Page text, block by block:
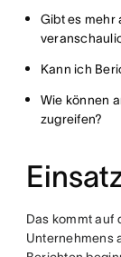
Gibt es mehr
Kann ich
Wie können
zugreifen?
Das kommt auf
Unternehmens